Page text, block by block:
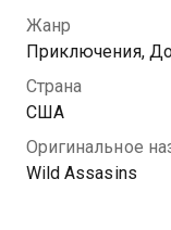
путешествии по
коварнейших
сильнейший, и
пищевой цепи
Посмотреть
Жанр
Приключения,
Страна
США
Оригинальное
Wild Assasins